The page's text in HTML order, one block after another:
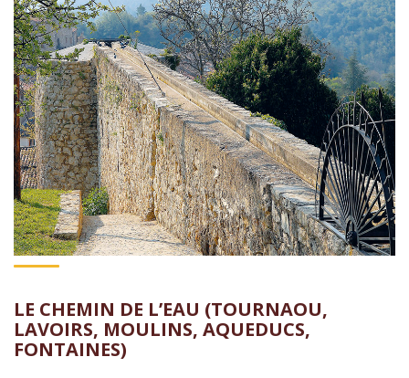
LE CHEMIN DE L’EAU (TOURNAOU,
LAVOIRS, MOULINS, AQUEDUCS,
FONTAINES)